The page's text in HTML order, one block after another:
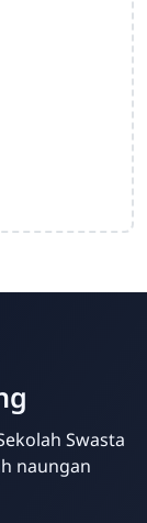
Swasta
naungan